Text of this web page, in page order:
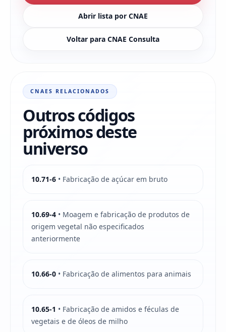
Abrir lista por CNAE
Voltar para CNAE Consulta
CNAES RELACIONADOS
Outros códigos
próximos deste
universo
10.71-6 • Fabricação de açúcar em bruto
10.69-4 • Moagem e fabricação de produtos de
origem vegetal não especificados
anteriormente
10.66-0 • Fabricação de alimentos para animais
10.65-1 • Fabricação de amidos e féculas de
vegetais e de óleos de milho